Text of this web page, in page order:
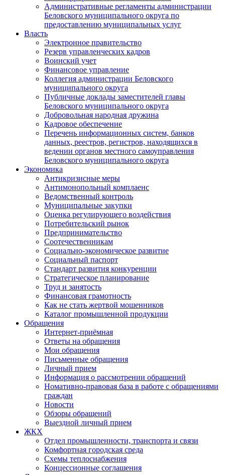
Административные регламенты администрации
Беловского муниципального округа по
предоставлению муниципальных услуг
Власть
Электронное правительство
Резерв управленческих кадров
Воинский учет
Финансовое управление
Коллегия администрации Беловского
муниципального округа
Публичные доклады заместителей главы
Беловского муниципального округа
Добровольная народная дружина
Кадровое обеспечение
Перечень информационных систем, банков
данных, реестров, регистров, находящихся в
ведении органов местного самоуправления
Беловского муниципального округа
Экономика
Антикризисные меры
Антимонопольный комплаенс
Ведомственный контроль
Муниципальные закупки
Оценка регулирующего воздействия
Потребительский рынок
Предпринимательство
Соотечественникам
Социально-экономическое развитие
Социальный паспорт
Стандарт развития конкуренции
Стратегическое планирование
Труд и занятость
Финансовая грамотность
Как не стать жертвой мошенников
Каталог промышленной продукции
Обращения
Интернет-приёмная
Ответы на обращения
Мои обращения
Письменные обращения
Личный прием
Информация о рассмотрении обращений
Номативно-правовая база в работе с обращениями
граждан
Новости
Обзоры обращений
Выездной личный прием
ЖКХ
Отдел промышленности, транспорта и связи
Комфортная городская среда
Схемы теплоснабжения
Концессионные соглашения